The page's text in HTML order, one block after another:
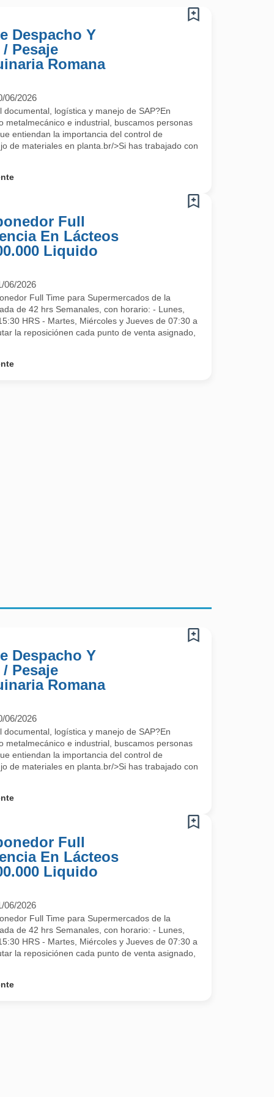
Despacho Y
Pesaje
Romana
06/2026
logística y manejo de SAP?En
metalmecánico e industrial, buscamos personas
entiendan la importancia del control de
de materiales en planta.br/>Si has trabajado con
Full
En Lácteos
Liquido
06/2026
Full Time para Supermercados de la
de 42 hrs Semanales, con horario: - Lunes,
HRS - Martes, Miércoles y Jueves de 07:30 a
la reposiciónen cada punto de venta asignado,
Despacho Y
Pesaje
Romana
06/2026
logística y manejo de SAP?En
metalmecánico e industrial, buscamos personas
entiendan la importancia del control de
de materiales en planta.br/>Si has trabajado con
Full
En Lácteos
Liquido
06/2026
Full Time para Supermercados de la
de 42 hrs Semanales, con horario: - Lunes,
HRS - Martes, Miércoles y Jueves de 07:30 a
la reposiciónen cada punto de venta asignado,